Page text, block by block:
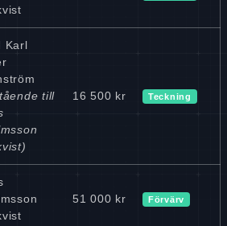
Karl
till
16 500 kr Teckning
51 000 kr Förvärv